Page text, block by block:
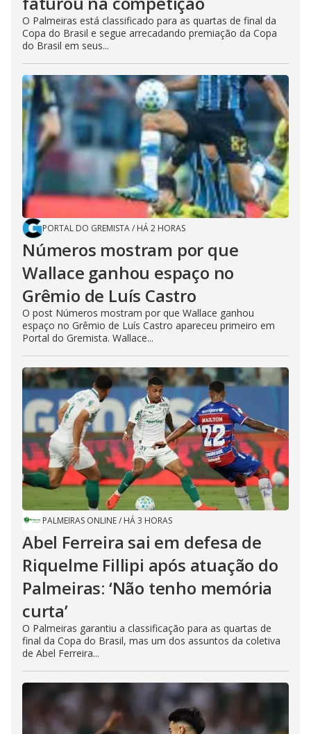
O Palmeiras está classificado para as quartas de final da
Copa do Brasil e segue arrecadando premiação da Copa
do Brasil em seus...
PORTAL DO GREMISTA/ HÁ 2 HORAS
Números mostram por que
Wallace ganhou espaço no
Grêmio de Luís Castro
O post Números mostram por que Wallace ganhou
espaço no Grêmio de Luís Castro apareceu primeiro em
Portal do Gremista. Wallace...
PALMEIRAS ONLINE/ HÁ 3 HORAS
Abel Ferreira sai em defesa de
Riquelme Fillipi após atuação do
Palmeiras: ‘Não tenho memória
curta’
O Palmeiras garantiu a classificação para as quartas de
final da Copa do Brasil, mas um dos assuntos da coletiva
de Abel Ferreira...